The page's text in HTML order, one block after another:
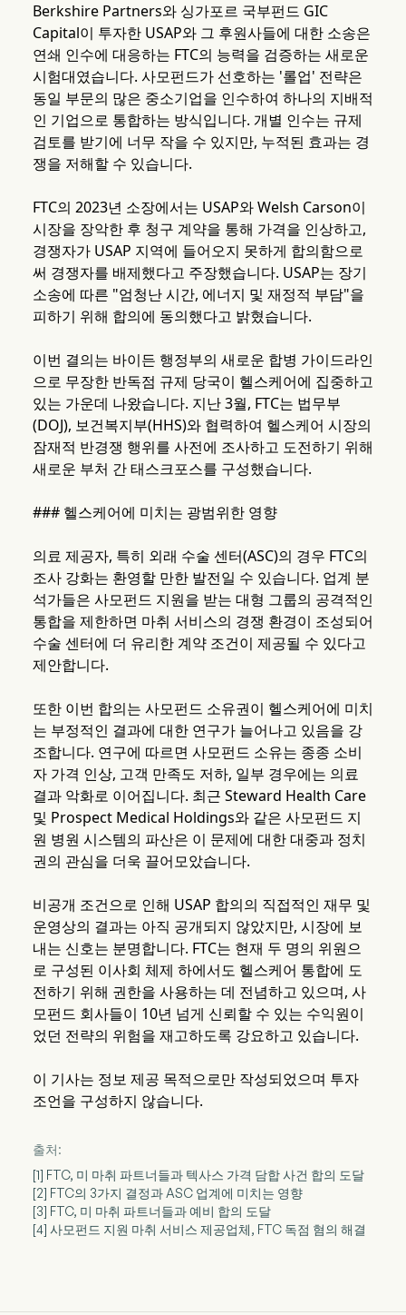
Berkshire Partners와 싱가포르 국부펀드 GIC
Capital이 투자한 USAP와 그 후원사들에 대한 소송은
연쇄 인수에 대응하는 FTC의 능력을 검증하는 새로운
시험대였습니다. 사모펀드가 선호하는 '롤업' 전략은
동일 부문의 많은 중소기업을 인수하여 하나의 지배적
인 기업으로 통합하는 방식입니다. 개별 인수는 규제
검토를 받기에 너무 작을 수 있지만, 누적된 효과는 경
쟁을 저해할 수 있습니다.
FTC의 2023년 소장에서는 USAP와 Welsh Carson이
시장을 장악한 후 청구 계약을 통해 가격을 인상하고,
경쟁자가 USAP 지역에 들어오지 못하게 합의함으로
써 경쟁자를 배제했다고 주장했습니다. USAP는 장기
소송에 따른 "엄청난 시간, 에너지 및 재정적 부담"을
피하기 위해 합의에 동의했다고 밝혔습니다.
이번 결의는 바이든 행정부의 새로운 합병 가이드라인
으로 무장한 반독점 규제 당국이 헬스케어에 집중하고
있는 가운데 나왔습니다. 지난 3월, FTC는 법무부
(DOJ), 보건복지부(HHS)와 협력하여 헬스케어 시장의
잠재적 반경쟁 행위를 사전에 조사하고 도전하기 위해
새로운 부처 간 태스크포스를 구성했습니다.
### 헬스케어에 미치는 광범위한 영향
의료 제공자, 특히 외래 수술 센터(ASC)의 경우 FTC의
조사 강화는 환영할 만한 발전일 수 있습니다. 업계 분
석가들은 사모펀드 지원을 받는 대형 그룹의 공격적인
통합을 제한하면 마취 서비스의 경쟁 환경이 조성되어
수술 센터에 더 유리한 계약 조건이 제공될 수 있다고
제안합니다.
또한 이번 합의는 사모펀드 소유권이 헬스케어에 미치
는 부정적인 결과에 대한 연구가 늘어나고 있음을 강
조합니다. 연구에 따르면 사모펀드 소유는 종종 소비
자 가격 인상, 고객 만족도 저하, 일부 경우에는 의료
결과 악화로 이어집니다. 최근 Steward Health Care
및 Prospect Medical Holdings와 같은 사모펀드 지
원 병원 시스템의 파산은 이 문제에 대한 대중과 정치
권의 관심을 더욱 끌어모았습니다.
비공개 조건으로 인해 USAP 합의의 직접적인 재무 및
운영상의 결과는 아직 공개되지 않았지만, 시장에 보
내는 신호는 분명합니다. FTC는 현재 두 명의 위원으
로 구성된 이사회 체제 하에서도 헬스케어 통합에 도
전하기 위해 권한을 사용하는 데 전념하고 있으며, 사
모펀드 회사들이 10년 넘게 신뢰할 수 있는 수익원이
었던 전략의 위험을 재고하도록 강요하고 있습니다.
이 기사는 정보 제공 목적으로만 작성되었으며 투자
조언을 구성하지 않습니다.
출처:
[1] FTC, 미 마취 파트너들과 텍사스 가격 담합 사건 합의 도달
[2] FTC의 3가지 결정과 ASC 업계에 미치는 영향
[3] FTC, 미 마취 파트너들과 예비 합의 도달
[4] 사모펀드 지원 마취 서비스 제공업체, FTC 독점 혐의 해결